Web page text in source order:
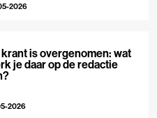
2026
is overgenomen: wat
je daar op de redactie
2026